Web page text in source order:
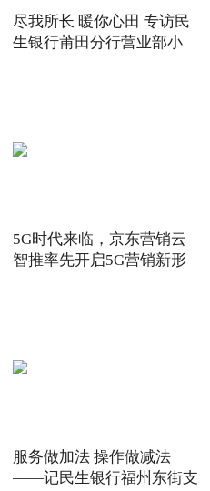
尽我所长 暖你心田 专访民
生银行莆田分行营业部小
5G时代来临，京东营销云
智推率先开启5G营销新形
服务做加法 操作做减法
——记民生银行福州东街支